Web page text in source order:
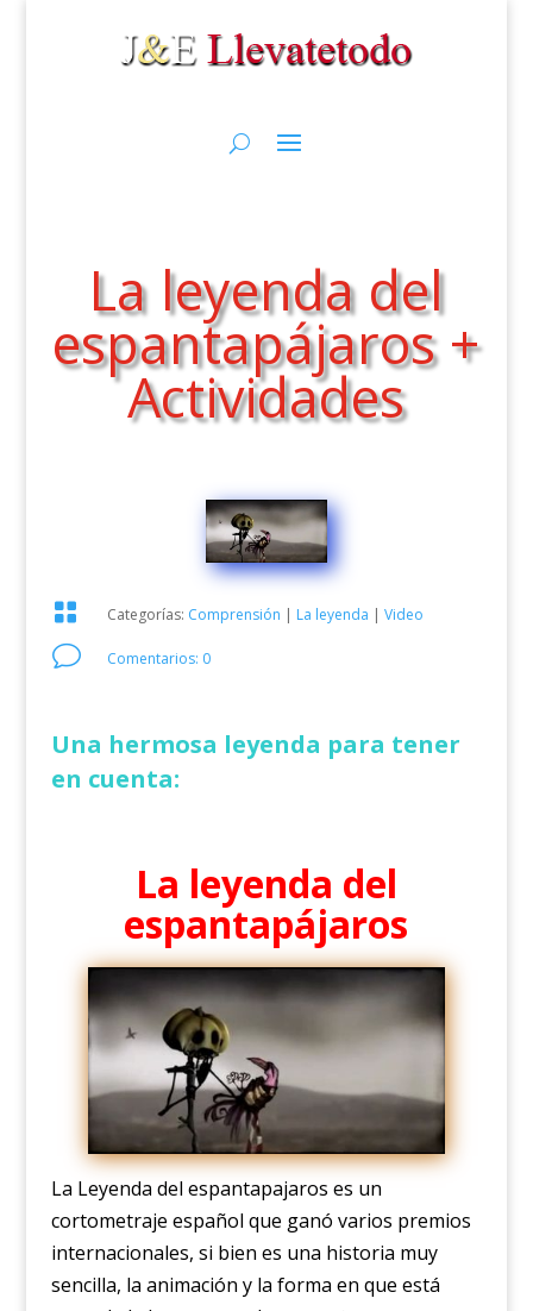
La leyenda del
espantapájaros +
Actividades
 Categorías: Comprensión | La leyenda | Video
v Comentarios: 0
Una hermosa leyenda para tener
en cuenta:
La leyenda del
espantapájaros
La Leyenda del espantapajaros es un
cortometraje español que ganó varios premios
internacionales, si bien es una historia muy
sencilla, la animación y la forma en que está